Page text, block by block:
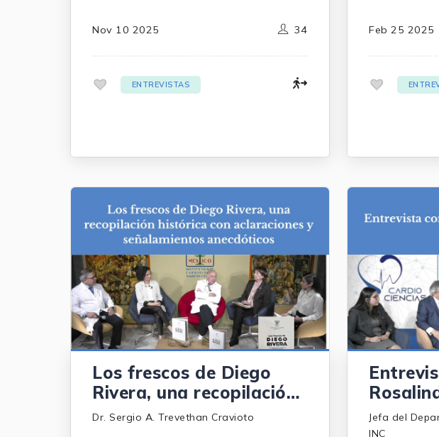
Nov 10 2025 34
ENTREVISTAS
Feb 25 2025
Los frescos de Diego
Rivera, una recopilación
histórica con
Dr. Sergio A. Trevethan Cravioto
Jefa del
INC